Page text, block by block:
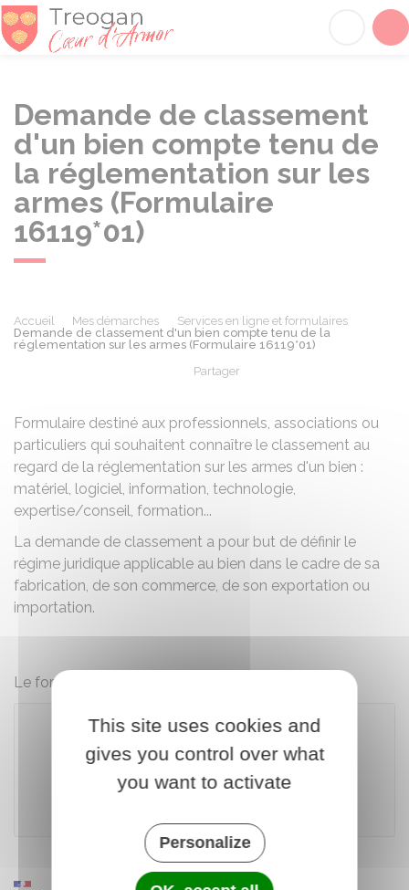
Demande de classement
d'un bien compte tenu de
la réglementation sur les
armes (Formulaire
16119*01)
Accueil Mes démarches
Services en ligne et formulaires
Demande de classement d'un bien compte tenu de la
réglementation sur les armes (Formulaire 16119*01)
Partager
Formulaire destiné aux professionnels, associations ou
particuliers qui souhaitent connaître le classement au
regard de la réglementation sur les armes d'un bien :
matériel, logiciel, information, technologie,
expertise/conseil, formation...
La demande de classement a pour but de définir le
régime juridique applicable au bien dans le cadre de sa
fabrication, de son commerce, de son exportation ou
importation.
Le formulaire contient une
Télécharger le formulaire (1.1 MB)
This site uses cookies and
gives you control over what
you want to activate
Personalize